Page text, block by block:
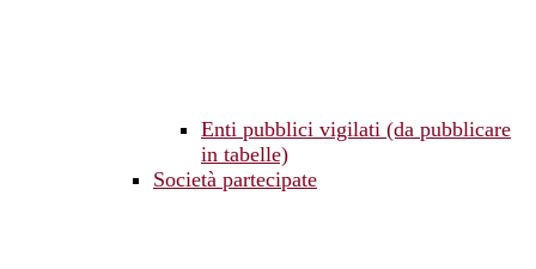
Enti pubblici vigilati (da pubblicare
in tabelle)
Società partecipate